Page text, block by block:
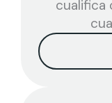
cualifica